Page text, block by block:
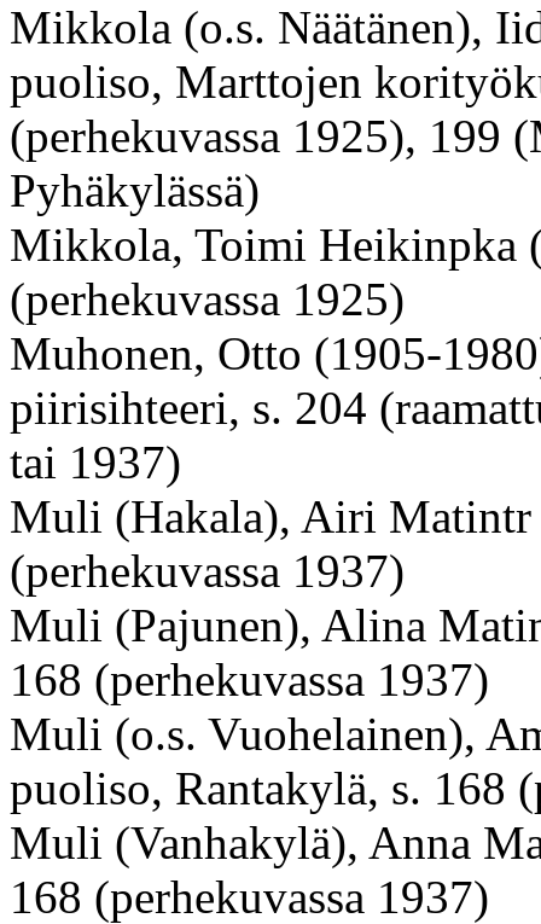
Mikkola (o.s. Näätänen),
puoliso, Marttojen
(perhekuvassa 1925),
Pyhäkylässä)
Mikkola, Toimi Heikinpka
(perhekuvassa 1925)
Muhonen, Otto (1905-
piirisihteeri, s. 204
tai 1937)
Muli (Hakala), Airi Matintr
(perhekuvassa 1937)
Muli (Pajunen), Alina
168 (perhekuvassa 1937)
Muli (o.s. Vuohelainen),
puoliso, Rantakylä, s. 168
Muli (Vanhakylä), Anna
168 (perhekuvassa 1937)